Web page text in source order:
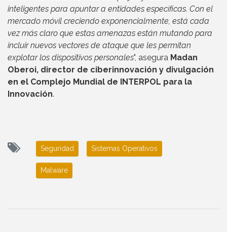
inteligentes para apuntar a entidades específicas. Con el
mercado móvil creciendo exponencialmente, está cada
vez más claro que estas amenazas están mutando para
incluir nuevos vectores de ataque que les permitan
explotar los dispositivos personales", asegura Madan
Oberoi, director de ciberinnovación y divulgación
en el Complejo Mundial de INTERPOL para la
Innovación.
Seguridad Sistemas Operativos
Malware